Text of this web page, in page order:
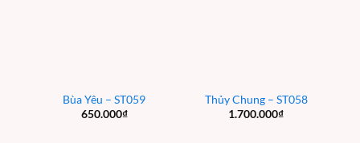
Bùa Yêu – ST059
650.000₫
Thủy Chung – ST058
1.700.000₫